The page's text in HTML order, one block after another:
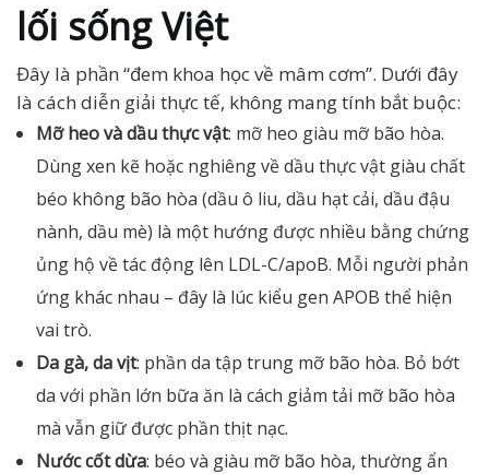
lối sống Việt
Đây là phần “đem khoa học về mâm cơm”. Dưới đây
là cách diễn giải thực tế, không mang tính bắt buộc:
Mỡ heo và dầu thực vật: mỡ heo giàu mỡ bão hòa.
Dùng xen kẽ hoặc nghiêng về dầu thực vật giàu chất
béo không bão hòa (dầu ô liu, dầu hạt cải, dầu đậu
nành, dầu mè) là một hướng được nhiều bằng chứng
ủng hộ về tác động lên LDL-C/apoB. Mỗi người phản
ứng khác nhau – đây là lúc kiểu gen APOB thể hiện
vai trò.
Da gà, da vịt: phần da tập trung mỡ bão hòa. Bỏ bớt
da với phần lớn bữa ăn là cách giảm tải mỡ bão hòa
mà vẫn giữ được phần thịt nạc.
Nước cốt dừa: béo và giàu mỡ bão hòa, thường ẩn